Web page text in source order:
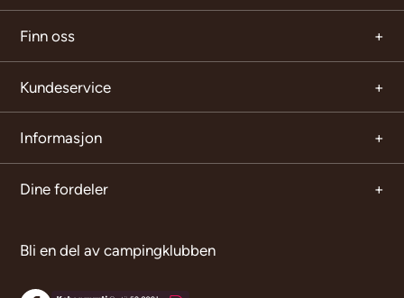
Finn oss
Kundeservice
Informasjon
Dine fordeler
Bli en del av campingklubben